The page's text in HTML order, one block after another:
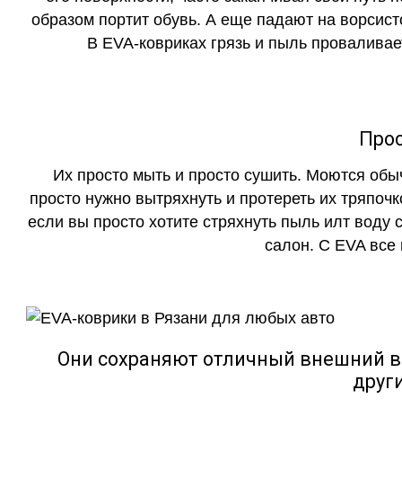
образом портит обувь. А еще падают на
В EVA-ковриках грязь и пыль
Их просто мыть и просто сушить. Моются
просто нужно вытряхнуть и протереть их
если вы просто хотите стряхнуть пыль илт воду
салон. С EVA все
Они сохраняют отличный внешний